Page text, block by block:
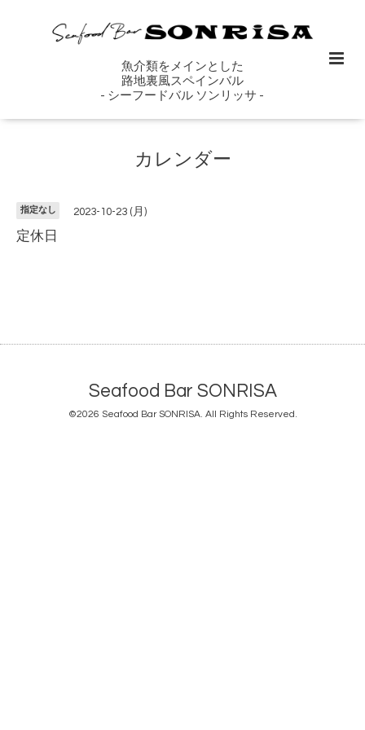
魚介類をメインとした
路地裏風スペインバル
- シーフードバル ソンリッサ -
カレンダー
指定なし 2023-10-23 (月)
定休日
Seafood Bar SONRISA
©2026 Seafood Bar SONRISA. All Rights Reserved.